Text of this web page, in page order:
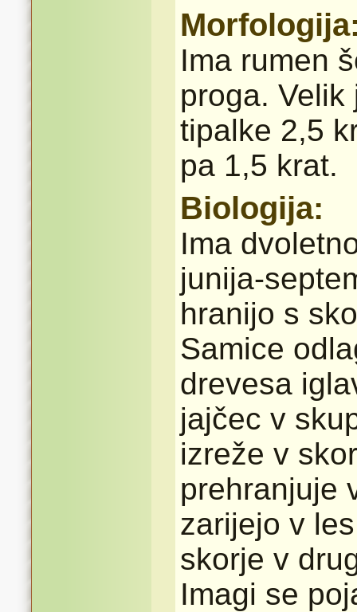
Ima rumen
proga. Velik
tipalke 2,5
pa 1,5 krat.
Biologija:
Ima
junija-
hranijo s
Samice
drevesa
jajčec v
izreže v
prehranjuje
zarijejo v
skorje v
Imagi se